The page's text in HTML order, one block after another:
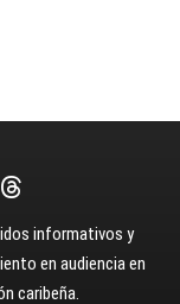
informativos y
en audiencia en
caribeña.